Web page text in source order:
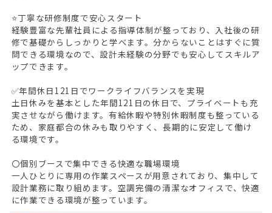
⭐丁寧な研修制度で安心スタート
経験豊富な先輩社員による指導体制が整っており、入社後の研
修で基礎からしっかりと学べます。分からないことはすぐに質
問できる環境なので、設計未経験の分野でも安心してスキルア
ップできます。
✅年間休日121日でワークライフバランスを実現
土日休みを基本とした年間121日の休日で、プライベートも充
実させながら働けます。有給休暇や特別休暇制度も整っている
ため、家庭都合の休みも取りやすく、長期的に安定して働け
る環境です。
〇個別ブースで集中できる快適な職場環境
一人ひとりに専用の作業スペースが用意されており、集中して
設計業務に取り組めます。空調完備の清潔なオフィスで、快適
に作業できる環境が整っています。